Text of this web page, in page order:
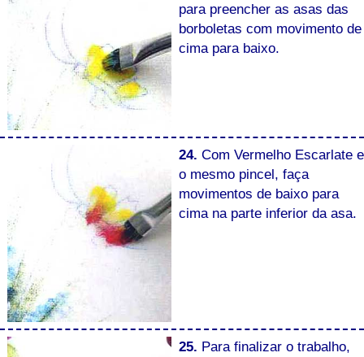
para preencher as asas das
borboletas com movimento de
cima para baixo.
24. Com Vermelho Escarlate e
o mesmo pincel, faça
movimentos de baixo para
cima na parte inferior da asa.
25. Para finalizar o trabalho,